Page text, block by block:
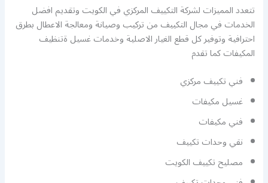
تتعدد المميزات لشركة التكييف المركزي في الكويت وتقديم افضل
الخدمات في مجال التكييف من تركيب وصيانة ومعالجة الاعطال بطرق
احترافية وتوفير كل قطع الغيار الاصلية وخدمات غسيل ةتنظيف
المكيفات كما تقدم
فني تكييف مركزي
غسيل مكيفات
فني مكيفات
نقي وحدات تكييف
مصليح تكييف الكويت